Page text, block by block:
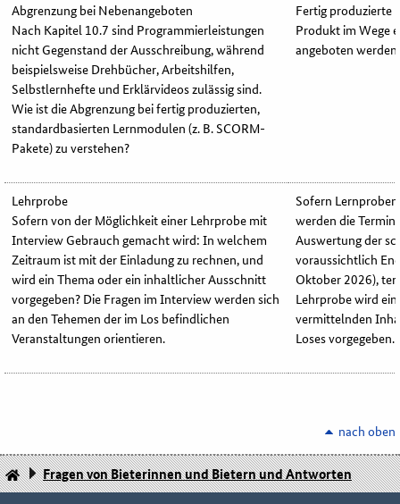
Abgrenzung bei Nebenangeboten
Nach Kapitel 10.7 sind Programmierleistungen
nicht Gegenstand der Ausschreibung, während
beispielsweise Drehbücher, Arbeitshilfen,
Selbstlernhefte und Erklärvideos zulässig sind.
Wie ist die Abgrenzung bei fertig produzierten,
standardbasierten Lernmodulen (z. B. SCORM-
Pakete) zu verstehen?
Fertig produzierte
Produkt im Wege
angeboten werden.
Lehrprobe
Sofern von der Möglichkeit einer Lehrprobe mit
Interview Gebrauch gemacht wird: In welchem
Zeitraum ist mit der Einladung zu rechnen, und
wird ein Thema oder ein inhaltlicher Ausschnitt
vorgegeben? Die Fragen im Interview werden sich
an den Tehemen der im Los befindlichen
Veranstaltungen orientieren.
Sofern
werden die
Auswertung der
voraussichtlich
Oktober 2026),
Lehrprobe wird
vermittelnden
Loses vorgegeben.
nach oben
Fragen von Bieterinnen und Bietern und Antworten